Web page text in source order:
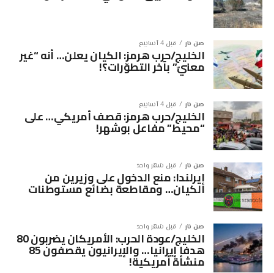
صن نار قبل 4 أسابيع
الخليج/حرب هرمز: الكيان يعلن… أنه “غير
معنيّ” بآخر التطوّرات؟!
صن نار قبل 4 أسابيع
الخليج/حرب هرمز: قصف أمريكي… على
“محيط” مفاعل بوشهر!
صن نار قبل شهر واحد
إيرلندا: منع الدخول على وزيرين من
الكيان… ومقاطعة بضائع مستوطنات
صن نار قبل شهر واحد
الخليج/عودة الحرب: الأمريكان يضربون 80
هدفا إيرانيا… والإيرانيون يقصفون 85
منشأة أمريكية!